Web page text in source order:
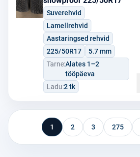
Suverehvid
Lamellrehvid
Aastaringsed rehvid
225/50R17
5.7 mm
Tarne:Alates 1–2
tööpäeva
Ladu:2 tk
1 2 3 275